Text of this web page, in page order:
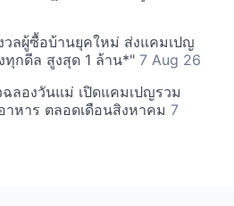
วลผู้ซื้อบ้านยุคใหม่ ส่งแคมเปญ
ทุกดีล สูงสุด 1 ล้าน*" 7 Aug 26
ลองวันแม่ เปิดแคมเปญรวม
หาร ตลอดเดือนสิงหาคม 7